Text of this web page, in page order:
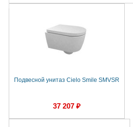
Подвесной унитаз Cielo Smile SMVSR
37 207 ₽